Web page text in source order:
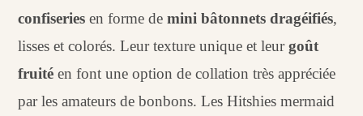
confiseries en forme demini bâtonnets dragéifiés,
lisses et colorés. Leur texture unique et leurgoût
fruité en font une option de collation très appréciée
par les amateurs de bonbons. Les Hitshies mermaid